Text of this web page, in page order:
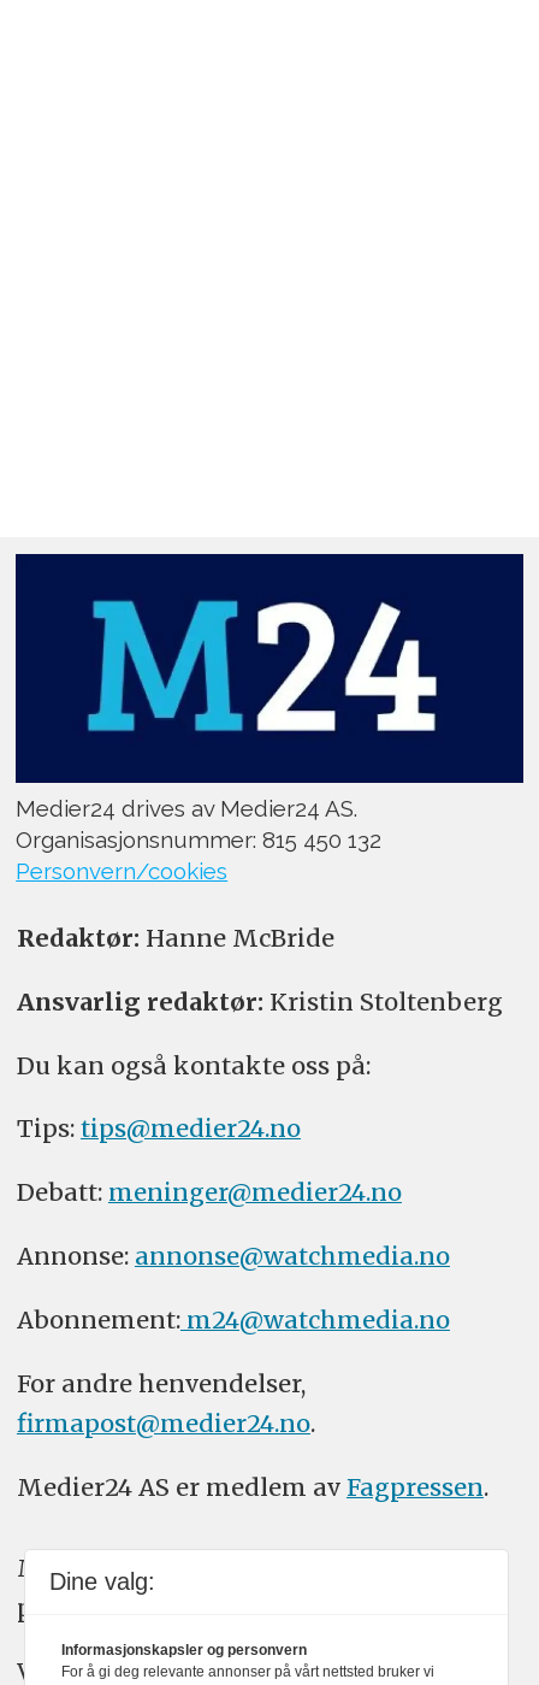
Medier24 drives av Medier24 AS.
Organisasjonsnummer: 815 450 132
Personvern/cookies
Redaktør: Hanne McBride
Ansvarlig redaktør: Kristin Stoltenberg
Du kan også kontakte oss på:
Tips: tips@medier24.no
Debatt: meninger@medier24.no
Annonse: annonse@watchmedia.no
Abonnement:m24@watchmedia.no
For andre henvendelser,
firmapost@medier24.no.
Medier24 AS er medlem av Fagpressen.
Medier24 arbeider etter Vær Varsom-
plakatens regler for god presseskikk.
Vi bruker KI-verktøy som ChatGPT,
Dine valg:
Informasjonskapsler og personvern
For å gi deg relevante annonser på vårt nettsted bruker vi